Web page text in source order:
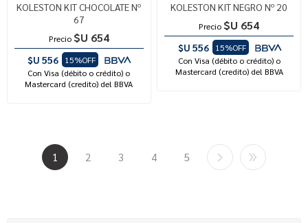
KOLESTON KIT CHOCOLATE Nº
67
Precio $U 654
$U 556
15%OFF
Con Visa (débito o crédito) o
Mastercard (credito) del BBVA
KOLESTON KIT NEGRO Nº 20
Precio $U 654
$U 556
15%OFF
Con Visa (débito o crédito) o
Mastercard (credito) del BBVA
1 2 3 4 5